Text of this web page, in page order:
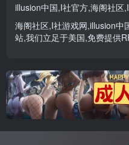
illusion中国,I社官方,海阁社区,
海阁社区,I社游戏网,illusion中
站,我们立足于美国,免费提供